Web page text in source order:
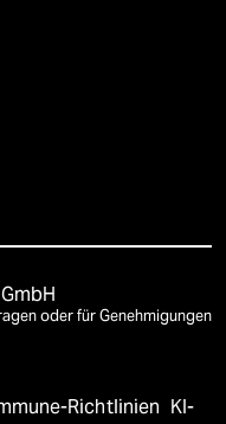
oder für Genehmigungen
Richtlinien KI-